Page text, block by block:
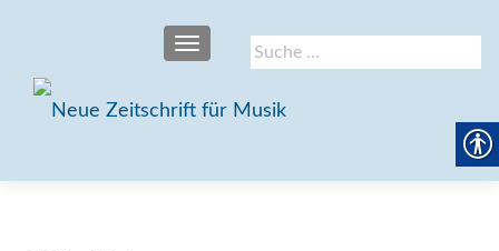
Suche
nach:
SCHALTE NAVIGATION